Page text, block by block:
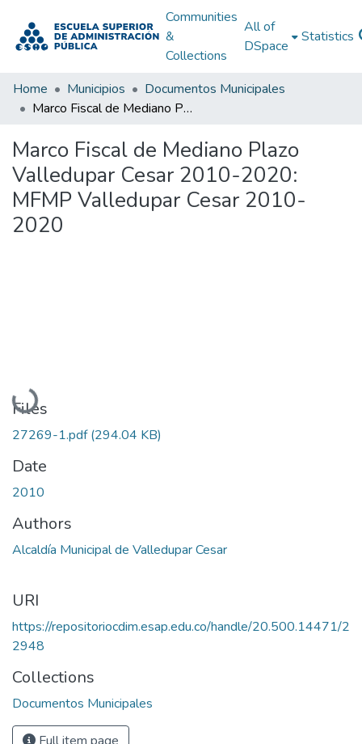
Communities
&
Collections
All of
DSpace
Statistics
Home Municipios
Documentos Municipales
Marco Fiscal de Mediano Plazo Valledupar Cesar 2010-2020: MFMP Valledupar Cesar 2010-2020
Marco Fiscal de Mediano Plazo
Valledupar Cesar 2010-2020:
MFMP Valledupar Cesar 2010-
2020
Loading...
Files
27269-1.pdf(294.04 KB)
Date
2010
Authors
Alcaldía Municipal de Valledupar Cesar
URI
https://repositoriocdim.esap.edu.co/handle/20.500.14471/2
2948
Collections
Documentos Municipales